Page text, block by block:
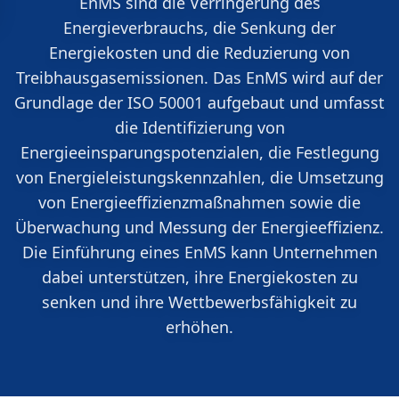
Energieverbrauchs, die Senkung der
Energiekosten und die Reduzierung von
Treibhausgasemissionen. Das EnMS wird auf der
Grundlage der ISO 50001 aufgebaut und umfasst
die Identifizierung von
Energieeinsparungspotenzialen, die Festlegung
von Energieleistungskennzahlen, die Umsetzung
von Energieeffizienzmaßnahmen sowie die
Überwachung und Messung der Energieeffizienz.
Die Einführung eines EnMS kann Unternehmen
dabei unterstützen, ihre Energiekosten zu
senken und ihre Wettbewerbsfähigkeit zu
erhöhen.